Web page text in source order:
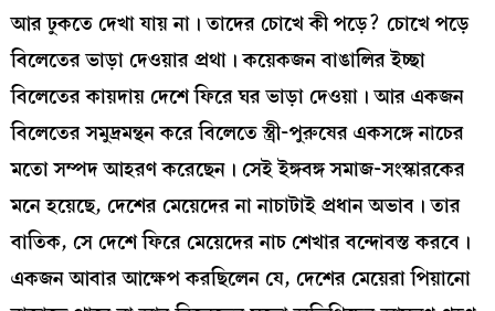
আর ঢুকতে দেখা যায় না। তাদের চোখে কী পড়ে? চোখে পড়ে
বিলেতের ভাড়া দেওয়ার প্রথা। কয়েকজন বাঙালির ইচ্ছা
বিলেতের কায়দায় দেশে ফিরে ঘর ভাড়া দেওয়া। আর একজন
বিলেতের সমুদ্রমন্থন করে বিলেতে স্ত্রী-পুরুষের একসঙ্গে নাচের
মতো সম্পদ আহরণ করেছেন। সেই ইঙ্গবঙ্গ সমাজ-সংস্কারকের
মনে হয়েছে, দেশের মেয়েদের না নাচাটাই প্রধান অভাব। তার
বাতিক, সে দেশে ফিরে মেয়েদের নাচ শেখার বন্দোবস্ত করবে।
একজন আবার আক্ষেপ করছিলেন যে, দেশের মেয়েরা পিয়ানো